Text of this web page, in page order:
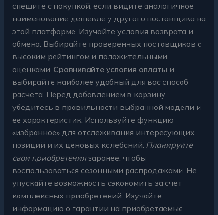
спешите с покупкой, если видите аналогичное
наименование дешевле у другого поставщика на
этой платформе. Изучайте условия возврата и
обмена. Выбирайте проверенных поставщиков с
высоким рейтингом и положительными
оценками. Сравнивайте условия оплаты и
выбирайте наиболее удобный для вас способ
расчета. Перед добавлением в корзину,
убедитесь в правильности выбранной модели и
ее характеристик. Используйте функцию
«избранное» для отслеживания интересующих
позиций и их ценовых колебаний. Планируйте
свои приобретениязаранее, чтобы
воспользоваться сезонными распродажами. Не
упускайте возможность сэкономить за счет
комплексных приобретений. Изучайте
информацию о гарантии на приобретаемые